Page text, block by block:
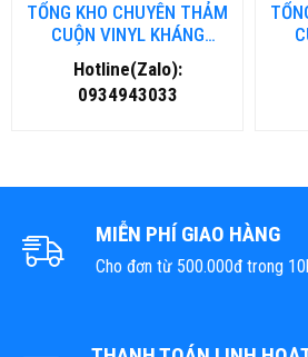
TỔNG KHO CHUYÊN THẢM
CUỘN VINYL KHÁNG
KHUẨN TẠI ĐÀ NẴNG
Hotline(Zalo):
0934943033
MIỄN PHÍ GIAO HÀNG
Cho đơn từ 500.000đ trong